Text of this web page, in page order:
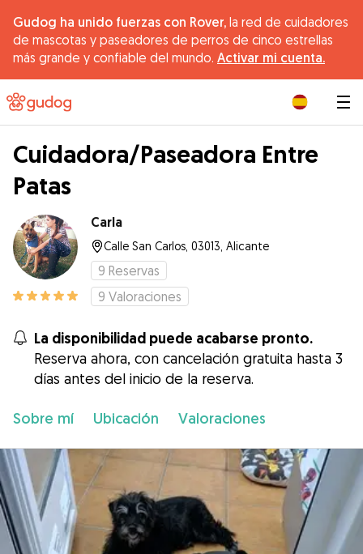
Gudog ha unido fuerzas con Rover, la red de cuidadores
de mascotas y paseadores de perros de cinco estrellas
más grande y confiable del mundo. Activar mi cuenta.
Cuidadora/Paseadora Entre
Patas
Carla
Calle San Carlos, 03013, Alicante
9 Reservas
9 Valoraciones
La disponibilidad puede acabarse pronto.
Reserva ahora, con cancelación gratuita hasta 3
días antes del inicio de la reserva.
Sobre mí Ubicación Valoraciones